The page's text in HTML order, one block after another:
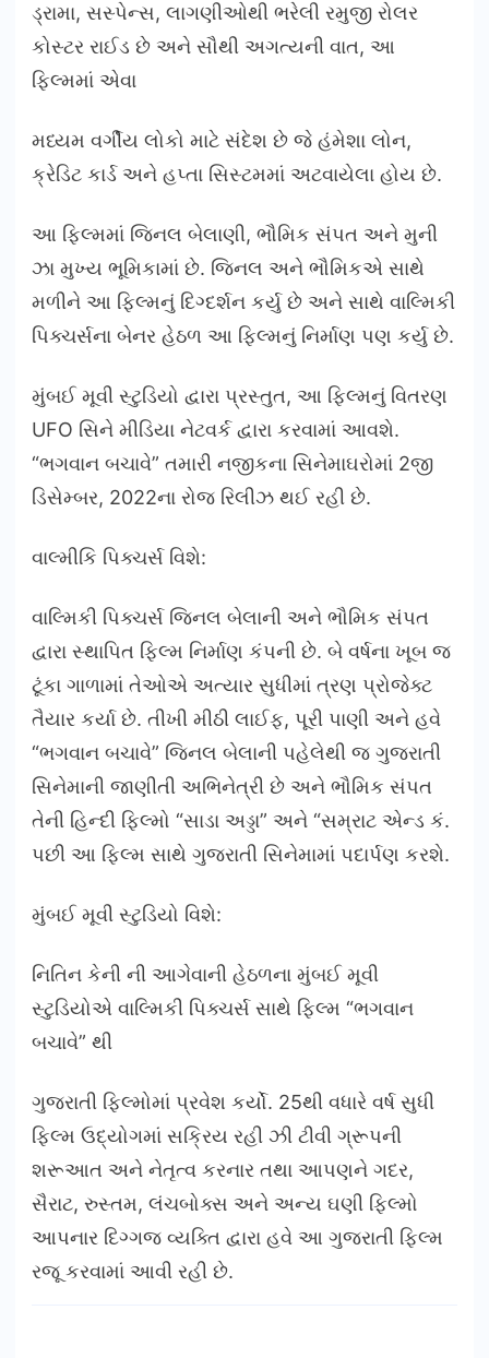
ડ્રામા, સસ્પેન્સ, લાગણીઓથી ભરેલી રમુજી રોલર
કોસ્ટર રાઈડ છે અને સૌથી અગત્યની વાત, આ
ફિલ્મમાં એવા
મધ્યમ વર્ગીય લોકો માટે સંદેશ છે જે હંમેશા લોન,
ક્રેડિટ કાર્ડ અને હપ્તા સિસ્ટમમાં અટવાયેલા હોય છે.
આ ફિલ્મમાં જિનલ બેલાણી, ભૌમિક સંપત અને મુની
ઝા મુખ્ય ભૂમિકામાં છે. જિનલ અને ભૌમિકએ સાથે
મળીને આ ફિલ્મનું દિગ્દર્શન કર્યુ છે અને સાથે વાલ્મિકી
પિક્ચર્સના બેનર હેઠળ આ ફિલ્મનું નિર્માણ પણ કર્યુ છે.
મુંબઈ મૂવી સ્ટુડિયો દ્વારા પ્રસ્તુત, આ ફિલ્મનું વિતરણ
UFO સિને મીડિયા નેટવર્ક દ્વારા કરવામાં આવશે.
“ભગવાન બચાવે” તમારી નજીકના સિનેમાઘરોમાં 2જી
ડિસેમ્બર, 2022ના રોજ રિલીઝ થઈ રહી છે.
વાલ્મીકિ પિક્ચર્સ વિશે:
વાલ્મિકી પિક્ચર્સ જિનલ બેલાની અને ભૌમિક સંપત
દ્વારા સ્થાપિત ફિલ્મ નિર્માણ કંપની છે. બે વર્ષના ખૂબ જ
ટૂંકા ગાળામાં તેઓએ અત્યાર સુધીમાં ત્રણ પ્રોજેક્ટ
તૈયાર કર્યા છે. તીખી મીઠી લાઈફ, પૂરી પાણી અને હવે
“ભગવાન બચાવે” જિનલ બેલાની પહેલેથી જ ગુજરાતી
સિનેમાની જાણીતી અભિનેત્રી છે અને ભૌમિક સંપત
તેની હિન્દી ફિલ્મો “સાડા અડ્ડા” અને “સમ્રાટ એન્ડ કં.
પછી આ ફિલ્મ સાથે ગુજરાતી સિનેમામાં પદાર્પણ કરશે.
મુંબઈ મૂવી સ્ટુડિયો વિશે:
નિતિન કેની ની આગેવાની હેઠળના મુંબઈ મૂવી
સ્ટુડિયોએ વાલ્મિકી પિક્ચર્સ સાથે ફિલ્મ “ભગવાન
બચાવે” થી
ગુજરાતી ફિલ્મોમાં પ્રવેશ કર્યો. 25થી વધારે વર્ષ સુધી
ફિલ્મ ઉદ્યોગમાં સક્રિય રહી ઝી ટીવી ગ્રૂપની
શરૂઆત અને નેતૃત્વ કરનાર તથા આપણને ગદર,
સૈરાટ, રુસ્તમ, લંચબોક્સ અને અન્ય ઘણી ફિલ્મો
આપનાર દિગ્ગજ વ્યક્તિ દ્વારા હવે આ ગુજરાતી ફિલ્મ
રજૂ કરવામાં આવી રહી છે.